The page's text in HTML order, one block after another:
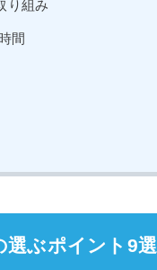
り組み
間
選ぶポイント9選